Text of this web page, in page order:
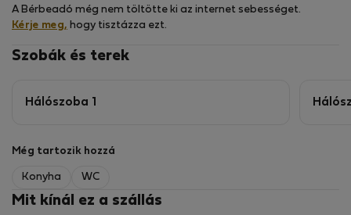
A Bérbeadó még nem töltötte ki az internet sebességet.
Kérje meg, hogy tisztázza ezt.
Szobák és terek
Hálószoba 1
Még tartozik hozzá
Konyha WC
Mit kínál ez a szállás